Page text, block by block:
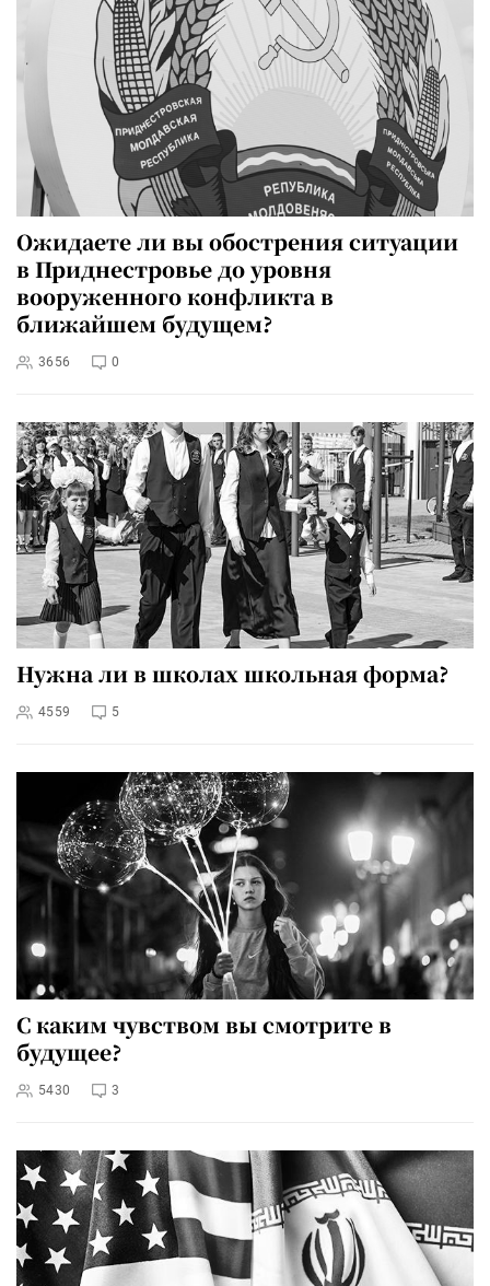
Ожидаете ли вы обострения ситуации
в Приднестровье до уровня
вооруженного конфликта в
ближайшем будущем?
3656 0
Нужна ли в школах школьная форма?
4559 5
С каким чувством вы смотрите в
будущее?
5430 3